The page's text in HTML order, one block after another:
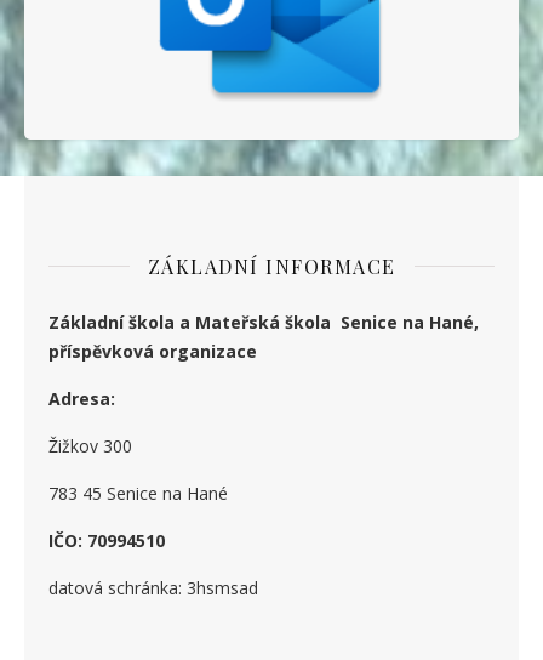
ZÁKLADNÍ INFORMACE
Základní škola a Mateřská škola Senice na Hané,
příspěvková organizace
Adresa:
Žižkov 300
783 45 Senice na Hané
IČO: 70994510
datová schránka: 3hsmsad